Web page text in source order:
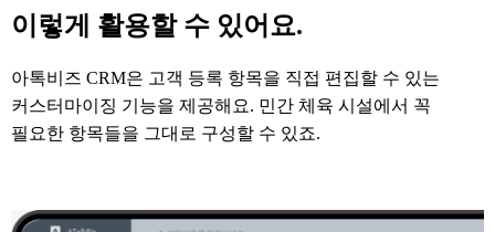
이렇게 활용할 수 있어요.
아톡비즈 CRM은 고객 등록 항목을 직접 편집할 수 있는
커스터마이징 기능을 제공해요. 민간 체육 시설에서 꼭
필요한 항목들을 그대로 구성할 수 있죠.